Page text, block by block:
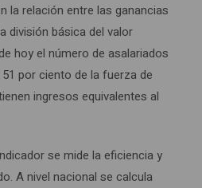
la relación entre las ganancias
división básica del valor
hoy el número de asalariados
por ciento de la fuerza de
ingresos equivalentes al
se mide la eficiencia y
A nivel nacional se calcula